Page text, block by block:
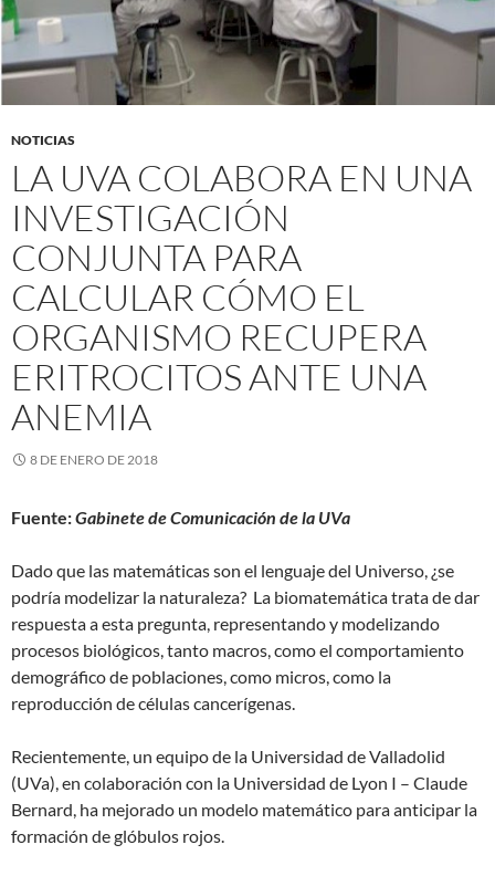
NOTICIAS
LA UVA COLABORA EN UNA
INVESTIGACIÓN
CONJUNTA PARA
CALCULAR CÓMO EL
ORGANISMO RECUPERA
ERITROCITOS ANTE UNA
ANEMIA
8 DE ENERO DE 2018
Fuente:Gabinete de Comunicación de la UVa
Dado que las matemáticas son el lenguaje del Universo, ¿se
podría modelizar la naturaleza? La biomatemática trata de dar
respuesta a esta pregunta, representando y modelizando
procesos biológicos, tanto macros, como el comportamiento
demográfico de poblaciones, como micros, como la
reproducción de células cancerígenas.
Recientemente, un equipo de la Universidad de Valladolid
(UVa), en colaboración con la Universidad de Lyon I – Claude
Bernard, ha mejorado un modelo matemático para anticipar la
formación de glóbulos rojos.